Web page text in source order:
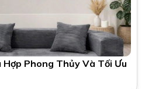
Hợp Phong Thủy Và Tối Ưu